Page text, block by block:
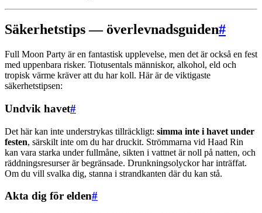
Säkerhetstips — överlevnadsguiden#
Full Moon Party är en fantastisk upplevelse, men det är också en fest
med uppenbara risker. Tiotusentals människor, alkohol, eld och
tropisk värme kräver att du har koll. Här är de viktigaste
säkerhetstipsen:
Undvik havet#
Det här kan inte understrykas tillräckligt: simma inte i havet under
festen, särskilt inte om du har druckit. Strömmarna vid Haad Rin
kan vara starka under fullmåne, sikten i vattnet är noll på natten, och
räddningsresurser är begränsade. Drunkningsolyckor har inträffat.
Om du vill svalka dig, stanna i strandkanten där du kan stå.
Akta dig för elden#